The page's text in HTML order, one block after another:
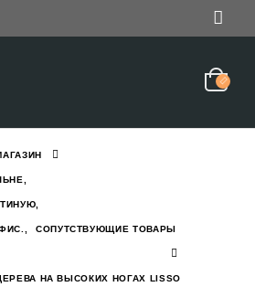
СОПУТСТВУЮЩИЕ ТОВАРЫ
НА ВЫСОКИХ НОГАХ LISSO
Красивая прихожая с
Кровать двухъярусная
7,784₪ 6,290